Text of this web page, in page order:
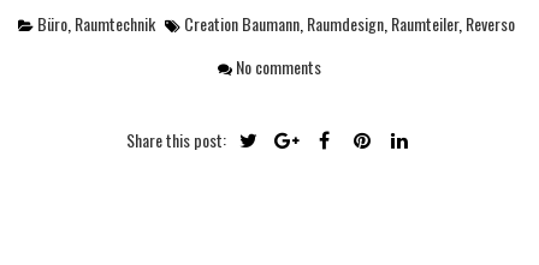
Büro Raumtechnik Creation Baumann Raumdesign Raumteiler, Reverso
No comments
Share this post: